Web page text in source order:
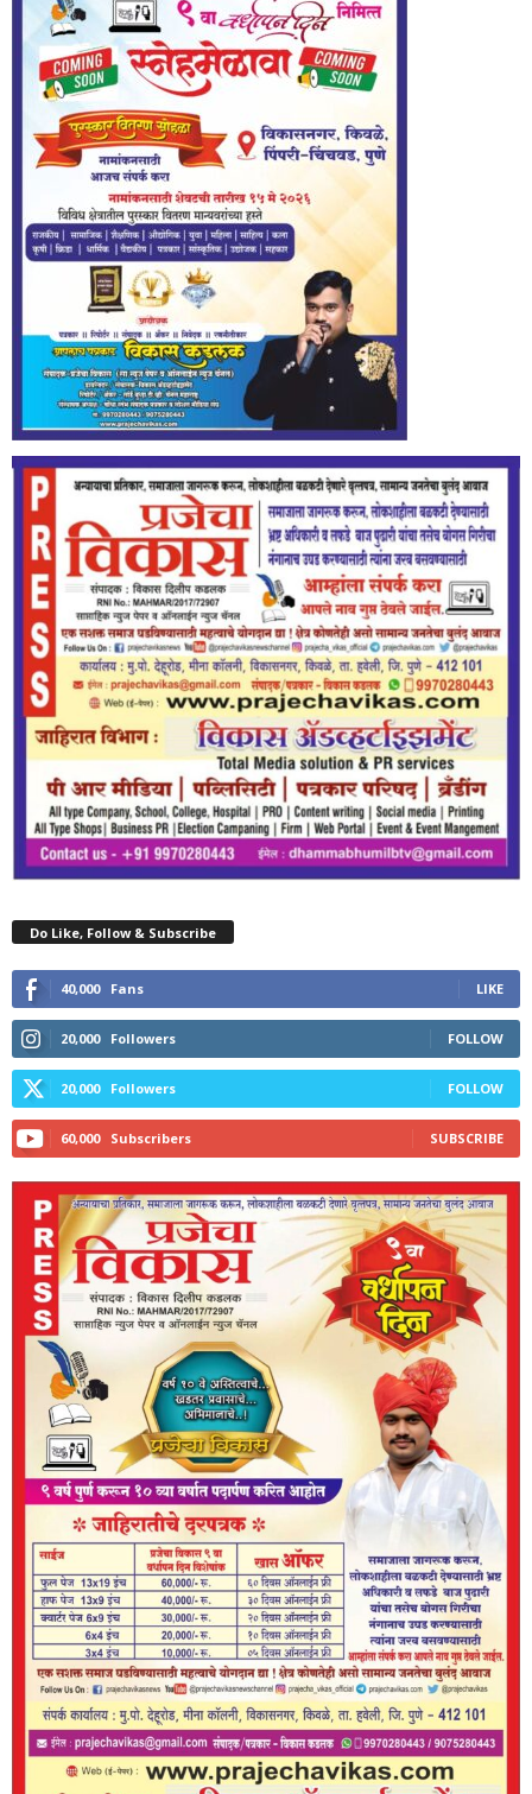
Do Like, Follow & Subscribe
40,000 Fans LIKE
20,000 Followers FOLLOW
20,000 Followers FOLLOW
60,000 Subscribers SUBSCRIBE